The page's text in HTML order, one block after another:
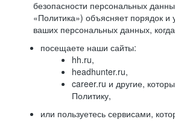
безопасности персональных
«Политика») объясняет порядок и
ваших персональных данных,
посещаете наши сайты:
hh.ru,
headhunter.ru,
career.ru и другие,
Политику,
или пользуетесь сервисами,